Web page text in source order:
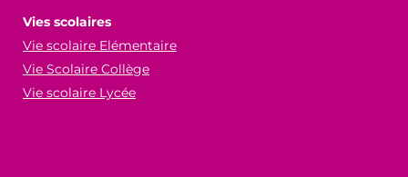
Vies scolaires
Vie scolaire Elémentaire
Vie Scolaire Collège
Vie scolaire Lycée